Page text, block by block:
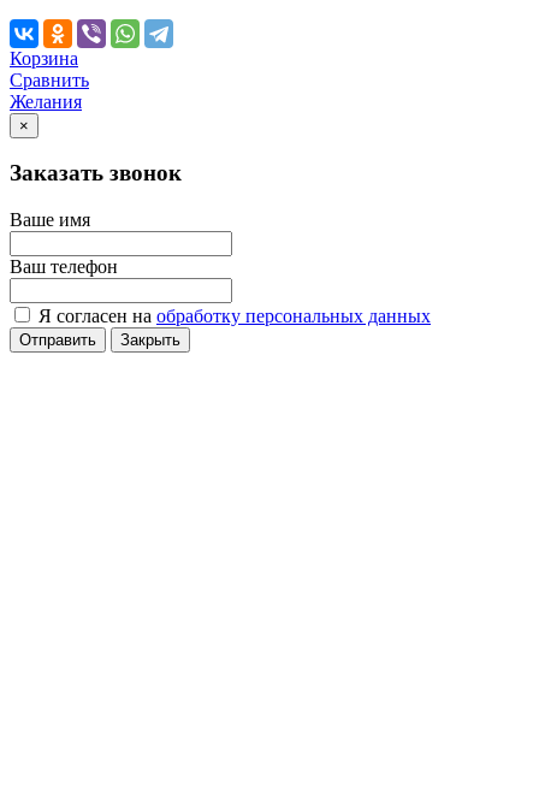
Корзина
Сравнить
Желания
×
Заказать звонок
Ваше имя
Ваш телефон
Я согласен на обработку персональных данных
Отправить Закрыть